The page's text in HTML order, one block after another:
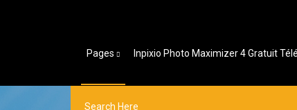
Pages Inpixio Photo Maximizer 4 Gratuit